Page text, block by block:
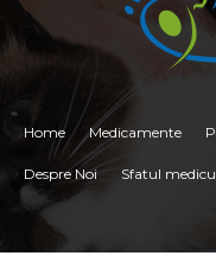
al., 2001; Belu et al.,
Home Medicamente
Despre Noi Sfatul